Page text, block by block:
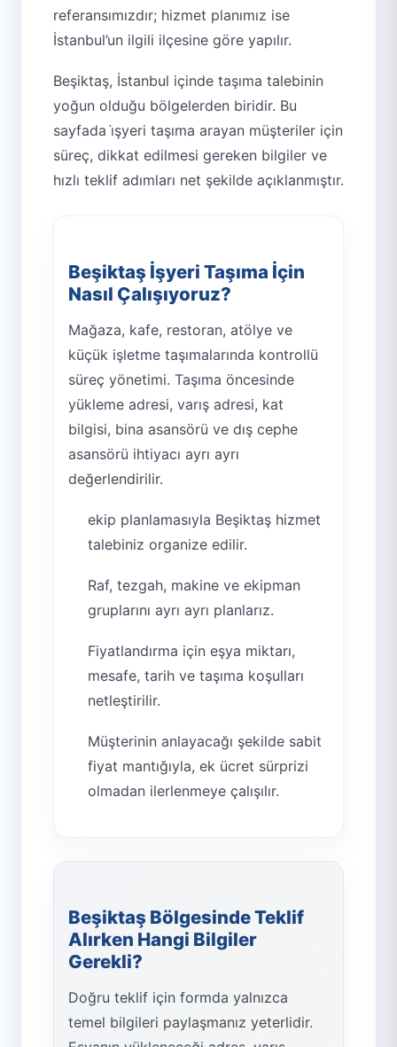
referansımızdır; hizmet planımız ise
İstanbul’un ilgili ilçesine göre yapılır.
Beşiktaş, İstanbul içinde taşıma talebinin
yoğun olduğu bölgelerden biridir. Bu
sayfada i̇şyeri taşıma arayan müşteriler için
süreç, dikkat edilmesi gereken bilgiler ve
hızlı teklif adımları net şekilde açıklanmıştır.
Beşiktaş İşyeri Taşıma İçin
Nasıl Çalışıyoruz?
Mağaza, kafe, restoran, atölye ve
küçük işletme taşımalarında kontrollü
süreç yönetimi. Taşıma öncesinde
yükleme adresi, varış adresi, kat
bilgisi, bina asansörü ve dış cephe
asansörü ihtiyacı ayrı ayrı
değerlendirilir.
ekip planlamasıyla Beşiktaş hizmet
talebiniz organize edilir.
Raf, tezgah, makine ve ekipman
gruplarını ayrı ayrı planlarız.
Fiyatlandırma için eşya miktarı,
mesafe, tarih ve taşıma koşulları
netleştirilir.
Müşterinin anlayacağı şekilde sabit
fiyat mantığıyla, ek ücret sürprizi
olmadan ilerlenmeye çalışılır.
Beşiktaş Bölgesinde Teklif
Alırken Hangi Bilgiler
Gerekli?
Doğru teklif için formda yalnızca
temel bilgileri paylaşmanız yeterlidir.